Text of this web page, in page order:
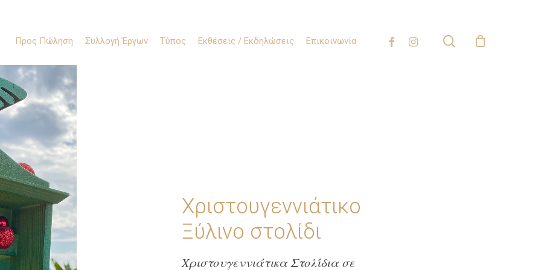
Προς Πώληση Συλλογή Έργων Τύπος Εκθέσεις / Εκδηλώσεις Επικοινωνία facebookinstagram search
Χριστουγεννιάτικο
Ξύλινο στολίδι
Χριστουγεννιάτικα Στολίδια σε